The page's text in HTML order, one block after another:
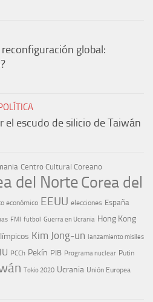
global:
el escudo de silicio de Taiwán
Centro Cultural Coreano
del NorteCorea del
económico EEUU elecciones España
FMI futbol Guerra en Ucrania Hong Kong
Kim Jong-un lanzamiento misiles
PCCh Pekín PIB Programa nuclear Putin
Tokio 2020 Ucrania Unión Europea